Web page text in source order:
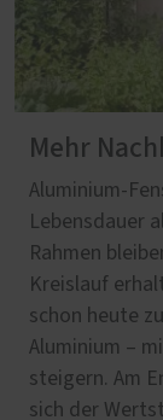
Mehr
Lebensdauer
Rahmen
Kreislauf
schon heute
Aluminium –
steigern. Am
sich der